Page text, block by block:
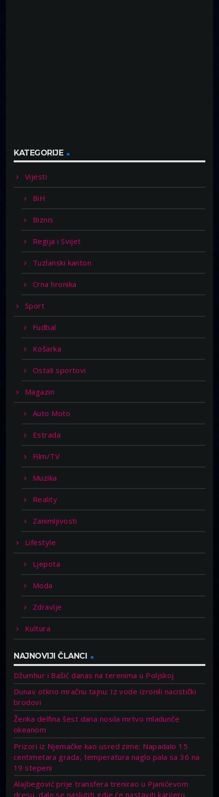
KATEGORIJE
Vijesti
BiH
Biznis
Regija i Svijet
Tuzlanski kanton
Crna hronika
Sport
Fudbal
Košarka
Ostali sportovi
Magazin
Auto Moto
Estrada
Film/TV
Muzika
Reality
Zanimljivosti
Lifestyle
Ljepota
Moda
Zdravlje
Kultura
NAJNOVIJI ČLANCI
Džumhur i Bašić danas na terenima u Poljskoj
Dunav otkrio mračnu tajnu: Iz vode izronili nacistički
brodovi
Ženka delfina šest dana nosila mrtvo mladunče
okeanom
Prizori iz Njemačke kao usred zime: Napadalo 15
centimetara grada, temperatura naglo pala sa 36 na
19 stepeni
Alajbegović prije transfera trenirao u Pjanićevom
dresu, dalo se naslutiti gdje će nastaviti karijeru